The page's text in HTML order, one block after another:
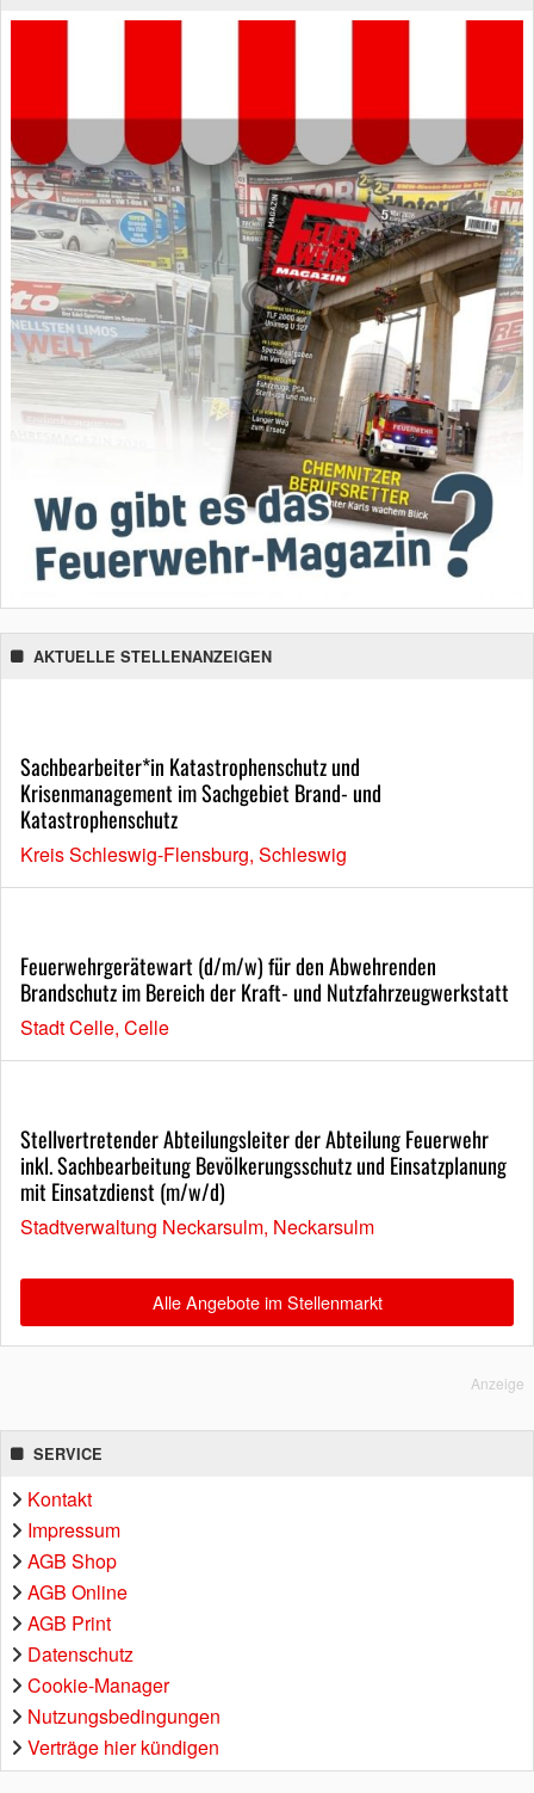
AKTUELLE STELLENANZEIGEN
Sachbearbeiter*in Katastrophenschutz und
Krisenmanagement im Sachgebiet Brand- und
Katastrophenschutz
Kreis Schleswig-Flensburg, Schleswig
Feuerwehrgerätewart (d/m/w) für den Abwehrenden
Brandschutz im Bereich der Kraft- und Nutzfahrzeugwerkstatt
Stadt Celle, Celle
Stellvertretender Abteilungsleiter der Abteilung Feuerwehr
inkl. Sachbearbeitung Bevölkerungsschutz und Einsatzplanung
mit Einsatzdienst (m/w/d)
Stadtverwaltung Neckarsulm, Neckarsulm
Alle Angebote im Stellenmarkt
Anzeige
SERVICE
Kontakt
Impressum
AGB Shop
AGB Online
AGB Print
Datenschutz
Cookie-Manager
Nutzungsbedingungen
Verträge hier kündigen